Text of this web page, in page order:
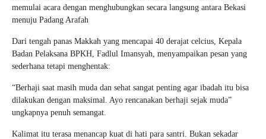
memulai acara dengan menghubungkan secara langsung antara Bekasi
menuju Padang Arafah
Dari tengah panas Makkah yang mencapai 40 derajat celcius, Kepala
Badan Pelaksana BPKH, Fadlul Imansyah, menyampaikan pesan yang
sederhana tetapi menghentak:
“Berhaji saat masih muda dan sehat sangat penting agar ibadah itu bisa
dilakukan dengan maksimal. Ayo rencanakan berhaji sejak muda”
ungkapnya penuh semangat.
Kalimat itu terasa menancap kuat di hati para santri. Bukan sekadar